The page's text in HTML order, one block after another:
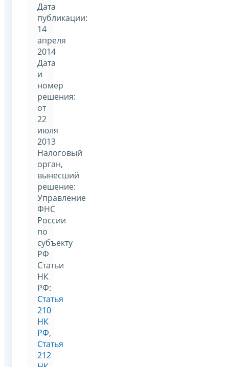
Дата
публикации:
14
апреля
2014
Дата
и
номер
решения:
от
22
июля
2013
Налоговый
орган,
вынесший
решение:
Управление
ФНС
России
по
субъекту
РФ
Статьи
НК
РФ:
Статья
210
НК
РФ,
Статья
212